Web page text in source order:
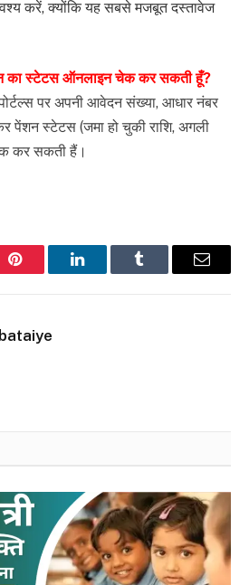
करें, क्योंकि यह सबसे मजबूत दस्तावेज
का स्टेटस ऑनलाइन चेक कर सकती हूँ?
पोर्टल्स पर अपनी आवेदन संख्या, आधार नंबर
पेंशन स्टेटस (जमा हो चुकी राशि, अगली
कर सकती हैं।
Pinterest LinkedInTumblr Email